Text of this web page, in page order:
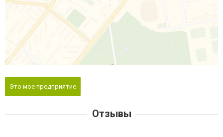
Это мое предприятие
Отзывы